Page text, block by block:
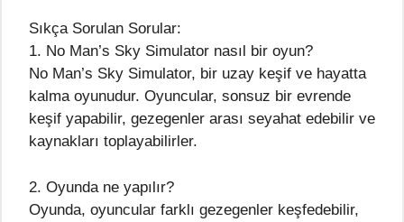
Sıkça Sorulan Sorular:
1. No Man’s Sky Simulator nasıl bir oyun?
No Man’s Sky Simulator, bir uzay keşif ve hayatta
kalma oyunudur. Oyuncular, sonsuz bir evrende
keşif yapabilir, gezegenler arası seyahat edebilir ve
kaynakları toplayabilirler.
2. Oyunda ne yapılır?
Oyunda, oyuncular farklı gezegenler keşfedebilir,